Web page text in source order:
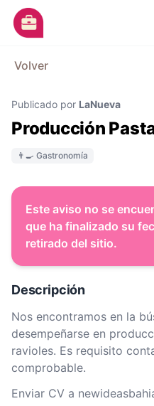
Ir al contenido principal
Categorías
Empresas
Blog
Dejá tu CV
Volver
Publicado por LaNueva
Producción
👨‍🍳 Gastronomía
Este aviso no se
que ha finalizado su
retirado del sitio.
Descripción
Nos encontramos en la
desempeñarse en
ravioles. Es requisito
comprobable.
Enviar CV a